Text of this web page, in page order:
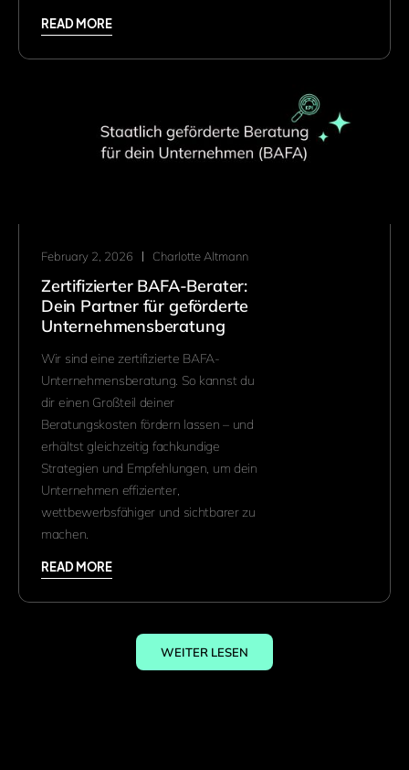
READ MORE
February 2, 2026 Charlotte Altmann
Zertifizierter BAFA-Berater:
Dein Partner für geförderte
Unternehmensberatung
Wir sind eine zertifizierte BAFA-
Unternehmensberatung. So kannst du
dir einen Großteil deiner
Beratungskosten fördern lassen – und
erhältst gleichzeitig fachkundige
Strategien und Empfehlungen, um dein
Unternehmen effizienter,
wettbewerbsfähiger und sichtbarer zu
machen.
READ MORE
WEITER LESEN